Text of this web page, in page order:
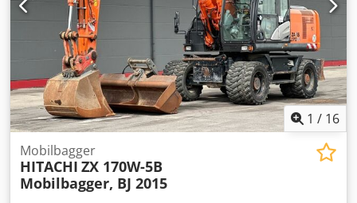
1 / 16
Mobilbagger
HITACHI ZX 170W-5B
Mobilbagger, BJ 2015